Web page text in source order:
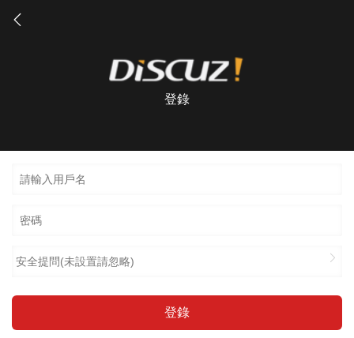
登錄
安全提問(未設置請忽略)
登錄